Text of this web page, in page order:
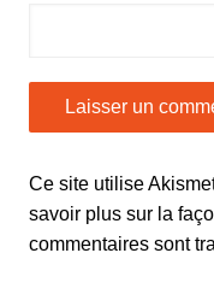
Ce site utilise
savoir plus sur la
commentaires sont